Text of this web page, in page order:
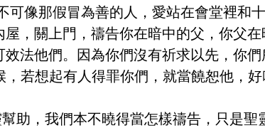
像那假冒為善的人，愛站在會堂裡和
，關上門，禱告你在暗中的父，你父
法他們。因為你們沒有祈求以先，你們
若想起有人得罪你們，就當饒恕他，
助，我們本不曉得當怎樣禱告，只是聖